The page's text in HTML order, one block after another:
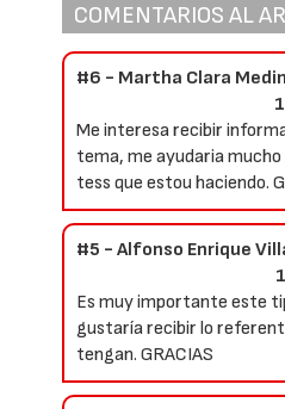
COMENTARIOS AL
#6 - Martha Clara
Me interesa recibir
tema, me ayudaria
tess que estou haciendo.
#5 - Alfonso Enrique
Es muy importante este
gustaría recibir lo
tengan. GRACIAS